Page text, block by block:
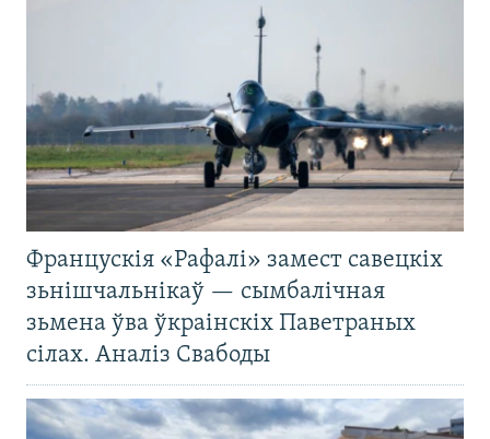
Францускія «Рафалі» замест савецкіх
зьнішчальнікаў — сымбалічная
зьмена ўва ўкраінскіх Паветраных
сілах. Аналіз Свабоды